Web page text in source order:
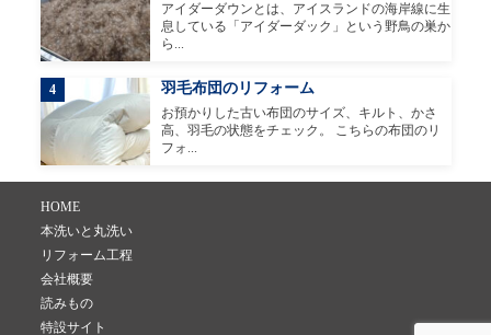
アイダーダウンとは、アイスランドの海岸線に生
息している「アイダーダック」という野鳥の巣か
ら...
4 羽毛布団のリフォーム
お預かりした古い布団のサイズ、キルト、かさ
高、羽毛の状態をチェック。 こちらの布団のリ
フォ...
HOME
本洗いと丸洗い
リフォーム工程
会社概要
読みもの
特設サイト